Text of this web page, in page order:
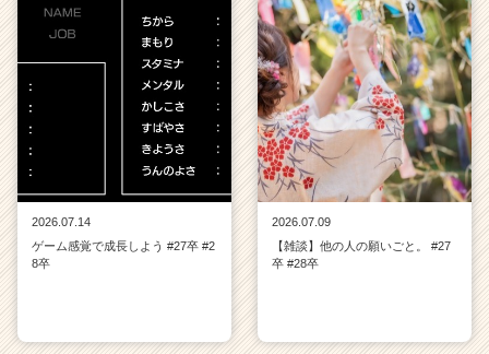
2026.07.14
ゲーム感覚で成長しよう #27卒 #2
8卒
2026.07.09
【雑談】他の人の願いごと。 #27
卒 #28卒